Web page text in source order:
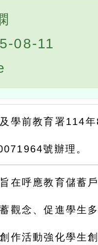
08-11
學前教育署114
號辦理。
在呼應教育儲蓄
蓄觀念、促進學生
作活動強化學生